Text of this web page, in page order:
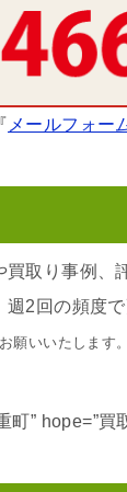
メールフォー
取り事例、
2回の頻度で
願いいたします。
” hope=”買